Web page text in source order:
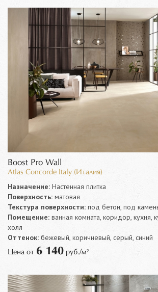
Boost Pro Wall
Atlas Concorde Italy (Италия)
Назначение: Настенная плитка
Поверхность: матовая
Текстура поверхности: под бетон, под
Помещение: ванная комната, коридор, кухня,
холл
Оттенок: бежевый, коричневый, серый, синий
Цена от 6 140 руб./м²